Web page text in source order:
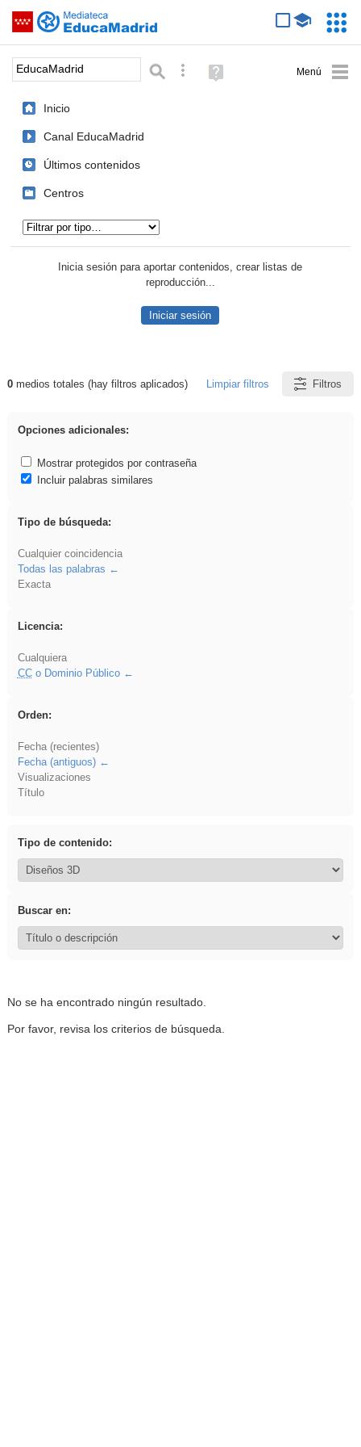
Saltar navegación
Palabra o frase: Búsqueda avanzada
Ayuda
(en
Inicio
Canal EducaMadrid
Últimos contenidos
Centros
Inicia sesión para aportar contenidos, crear listas de
reproducción...
Iniciar sesión
Resultados de: EducaMadrid
0medios totales (hay filtros aplicados) Limpiar filtros Filtros
Opciones adicionales:
Mostrar protegidos por contraseña
Incluir palabras similares
Tipo de búsqueda:
Cualquier coincidencia
Todas las palabras
Exacta
Licencia:
Cualquiera
CCo Dominio Público
Orden:
Fecha (recientes)
Fecha (antiguos)
Visualizaciones
Título
Tipo de contenido:
Buscar en:
No se ha encontrado ningún resultado.
Por favor, revisa los criterios de búsqueda.